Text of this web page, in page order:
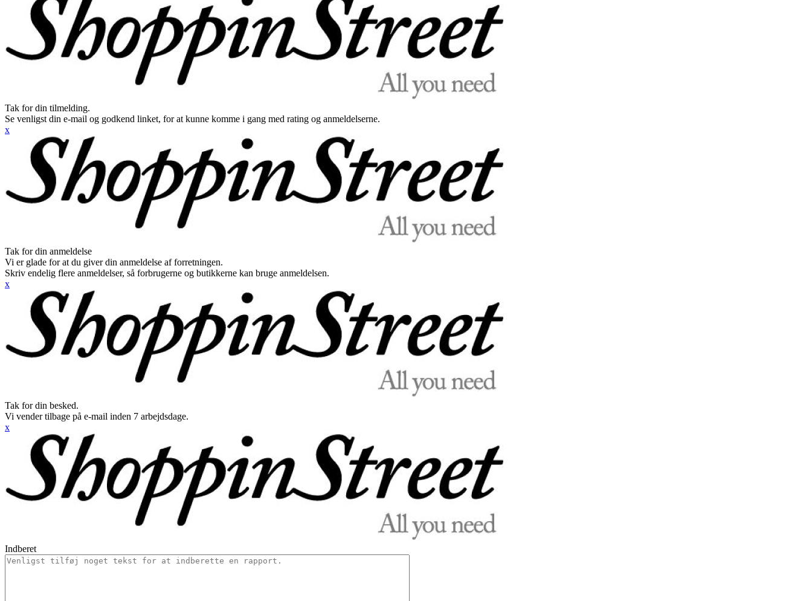
Tak for din tilmelding.
Se venligst din e-mail og godkend linket, for at kunne komme i gang med rating og anmeldelserne.
x
Tak for din anmeldelse
Vi er glade for at du giver din anmeldelse af forretningen.
Skriv endelig flere anmeldelser, så forbrugerne og butikkerne kan bruge anmeldelsen.
x
Tak for din besked.
Vi vender tilbage på e-mail inden 7 arbejdsdage.
x
Indberet